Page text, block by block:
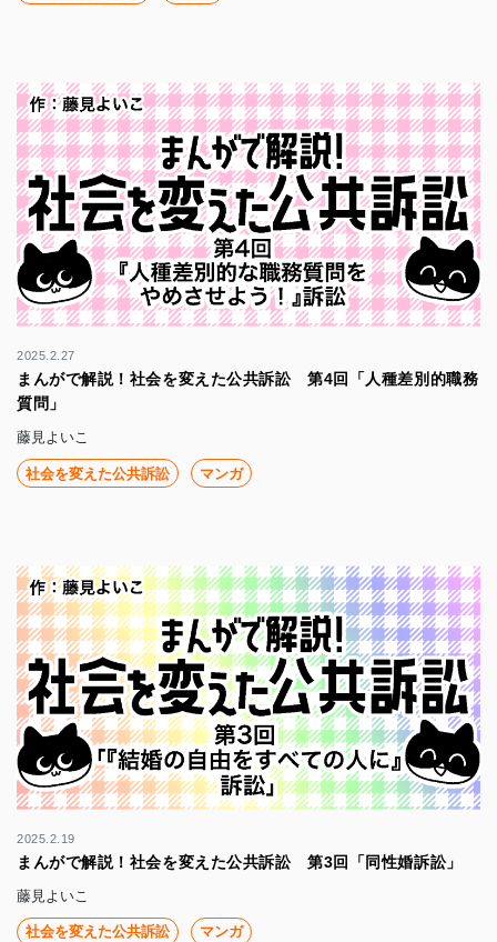
2025.2.27
まんがで解説！社会を変えた公共訴訟 第4回「人種差別的職務
質問」
藤見よいこ
社会を変えた公共訴訟 マンガ
2025.2.19
まんがで解説！社会を変えた公共訴訟 第3回「同性婚訴訟」
藤見よいこ
社会を変えた公共訴訟 マンガ